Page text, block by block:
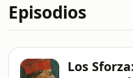
Episodios
Los